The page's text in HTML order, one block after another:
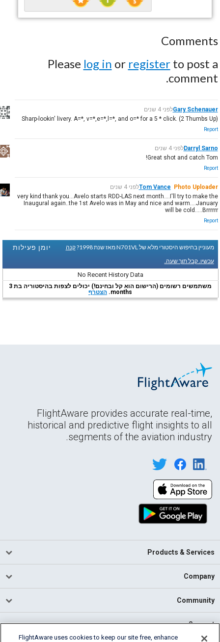
Comments
Please log in or registerto post a
comment.
Gary Schenauerלפני 4 שנים
Sharp-lookin' livery. A=*, v=*,e=*,l=*, and o=* for a 5 * click. (2 Thumbs Up)
Report
Darryl Sarnoלפני 4 שנים
Great shot and catch Tom!
Report
Tom Vance Photo Uploader
לפני 4 שנים
very kind thank you...Avelo starts RDD-LAS next month....I'll try to make the
Inaugural again..the 1st Avelo was in May and nice and warm....January
will be cold.....Brrrrrr
Report
יומן פעילות מעוניין בחיפוש היסטורי מלא של N701VL מאז שנת 1998?
קנה
עכשיו. קבל תוך שעה.
No Recent History Data
משתמשים רשומים (הרישום הוא קל ובחינם!) יכולים לצפות בהיסטוריה בת 3
months. הצטרף
FlightAware provides accurate real-time,
historical and predictive flight insights to all
segments of the aviation industry.
Products & Services
Company
Community
Support
FlightAware uses cookies to keep our site free, enhance